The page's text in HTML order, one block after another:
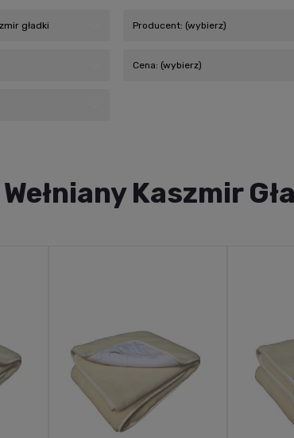
gładki Producent: (wybierz)
Cena: (wybierz)
Kaszmir